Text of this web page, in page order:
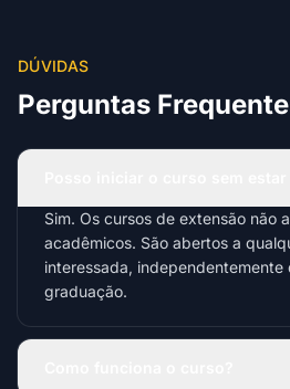
DÚVIDAS
Perguntas
Sim. Os cursos de extensão não
acadêmicos. São abertos a
interessada,
graduação.